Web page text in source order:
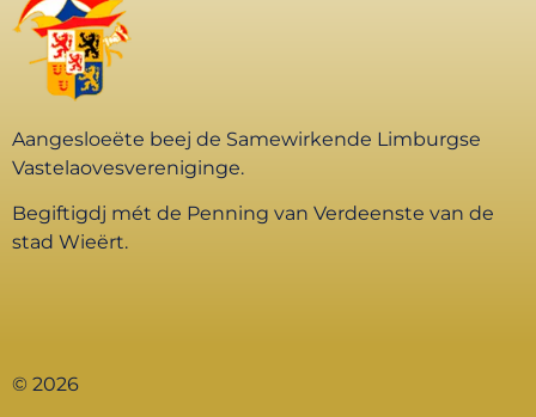
Aangesloeëte beej de Samewirkende Limburgse
Vastelaovesvereniginge.
Begiftigdj mét de Penning van Verdeenste van de
stad Wieërt.
© 2026